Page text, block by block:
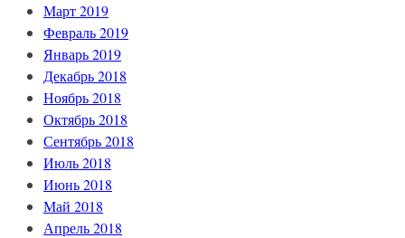
Март 2019
Февраль 2019
Январь 2019
Декабрь 2018
Ноябрь 2018
Октябрь 2018
Сентябрь 2018
Июль 2018
Июнь 2018
Май 2018
Апрель 2018